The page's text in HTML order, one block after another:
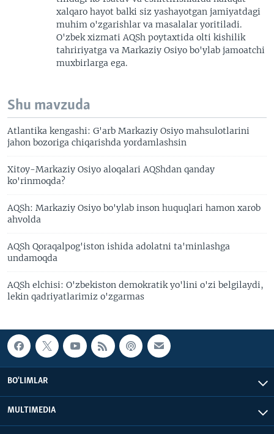
xalqaro hayot balki siz yashayotgan jamiyatdagi
muhim o'zgarishlar va masalalar yoritiladi.
O'zbek xizmati AQSh poytaxtida olti kishilik
tahririyatga va Markaziy Osiyo bo'ylab jamoatchi
muxbirlarga ega.
Shu mavzuda
Atlantika kengashi: G'arb Markaziy Osiyo mahsulotlarini
jahon bozoriga chiqarishda yordamlashsin
Xitoy-Markaziy Osiyo aloqalari AQShdan qanday
ko'rinmoqda?
AQSh: Markaziy Osiyo bo'ylab inson huquqlari hamon xarob
ahvolda
AQSh Qoraqalpog'iston ishida adolatni ta'minlashga
undamoqda
AQSh elchisi: O'zbekiston demokratik yo'lini o'zi belgilaydi,
lekin qadriyatlarimiz o'zgarmas
BO'LIMLAR
MULTIMEDIA